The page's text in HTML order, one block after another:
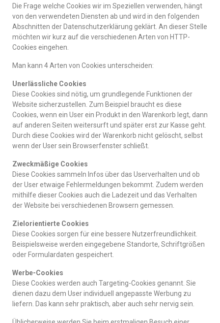
Die Frage welche Cookies wir im Speziellen verwenden, hängt
von den verwendeten Diensten ab und wird in den folgenden
Abschnitten der Datenschutzerklärung geklärt. An dieser Stelle
möchten wir kurz auf die verschiedenen Arten von HTTP-
Cookies eingehen.
Man kann 4 Arten von Cookies unterscheiden:
Unerlässliche Cookies
Diese Cookies sind nötig, um grundlegende Funktionen der
Website sicherzustellen. Zum Beispiel braucht es diese
Cookies, wenn ein User ein Produkt in den Warenkorb legt, dann
auf anderen Seiten weitersurft und später erst zur Kasse geht.
Durch diese Cookies wird der Warenkorb nicht gelöscht, selbst
wenn der User sein Browserfenster schließt.
Zweckmäßige Cookies
Diese Cookies sammeln Infos über das Userverhalten und ob
der User etwaige Fehlermeldungen bekommt. Zudem werden
mithilfe dieser Cookies auch die Ladezeit und das Verhalten
der Website bei verschiedenen Browsern gemessen.
Zielorientierte Cookies
Diese Cookies sorgen für eine bessere Nutzerfreundlichkeit.
Beispielsweise werden eingegebene Standorte, Schriftgrößen
oder Formulardaten gespeichert.
Werbe-Cookies
Diese Cookies werden auch Targeting-Cookies genannt. Sie
dienen dazu dem User individuell angepasste Werbung zu
liefern. Das kann sehr praktisch, aber auch sehr nervig sein.